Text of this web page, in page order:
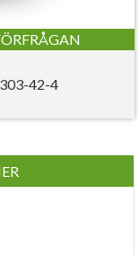
42-4